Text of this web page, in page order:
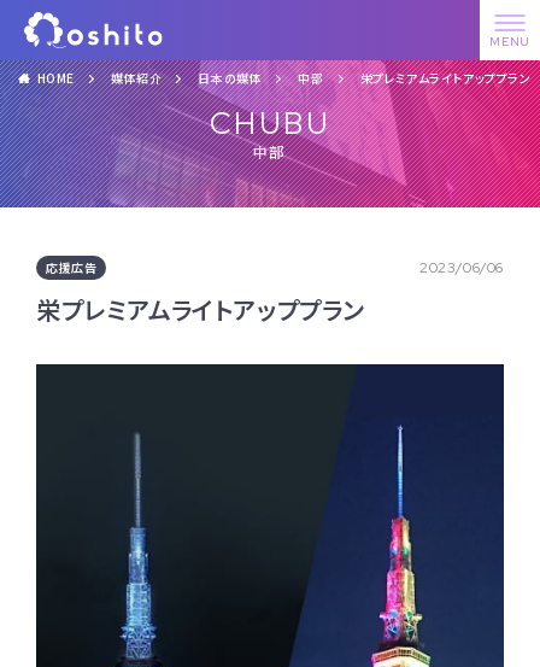
HOME 媒体紹介 日本の媒体 中部 栄プレミアムライトアッププラン
CHUBU
中部
応援広告 2023/06/06
栄プレミアムライトアッププラン